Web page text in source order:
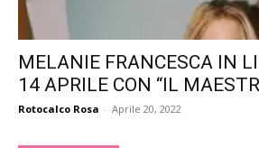
MELANIE FRANCESCA IN
14 APRILE CON “IL
Rotocalco Rosa - Aprile 20, 2022